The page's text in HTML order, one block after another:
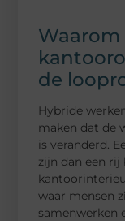
Waarom
de
Hybride
maken dat de
is veranderd.
zijn dan een rij
waar mensen
samenwerken